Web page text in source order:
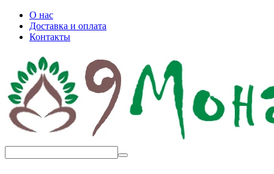
О нас
Доставка и оплата
Контакты